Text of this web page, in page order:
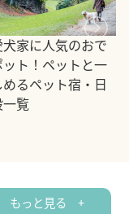
家に人気のおで
ト！ペットと一
るペット宿・日
一覧
もっと見る +